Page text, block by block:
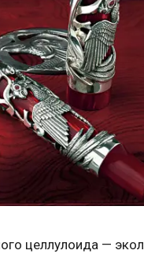
целлулоида —